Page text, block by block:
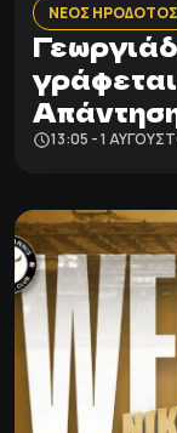
ΝΕΟΣ ΗΡΟΔΟΤΟΣ
13:05 - 1